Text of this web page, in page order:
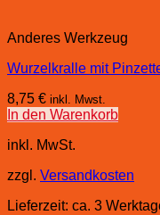
Anderes Werkzeug
Wurzelkralle mit
8,75 € inkl. Mwst.
In den Warenkorb
inkl. MwSt.
zzgl. Versandkosten
Lieferzeit: ca. 3